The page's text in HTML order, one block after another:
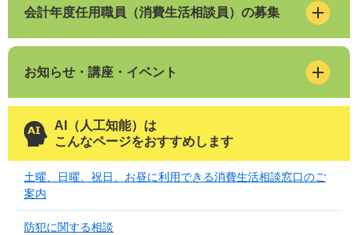
会計年度任用職員（消費生活相談員）の募集
お知らせ・講座・イベント
AI（人工知能）は
こんなページをおすすめします
土曜、日曜、祝日、お昼に利用できる消費生活相談窓口のご
案内
防犯に関する相談